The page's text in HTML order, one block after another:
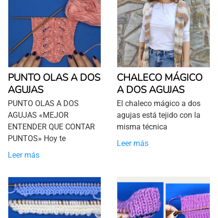
PUNTO OLAS A DOS
AGUJAS
PUNTO OLAS A DOS
AGUJAS «MEJOR
ENTENDER QUE CONTAR
PUNTOS» Hoy te
Leer más
CHALECO MÁGICO
A DOS AGUJAS
El chaleco mágico a dos
agujas está tejido con la
misma técnica
Leer más